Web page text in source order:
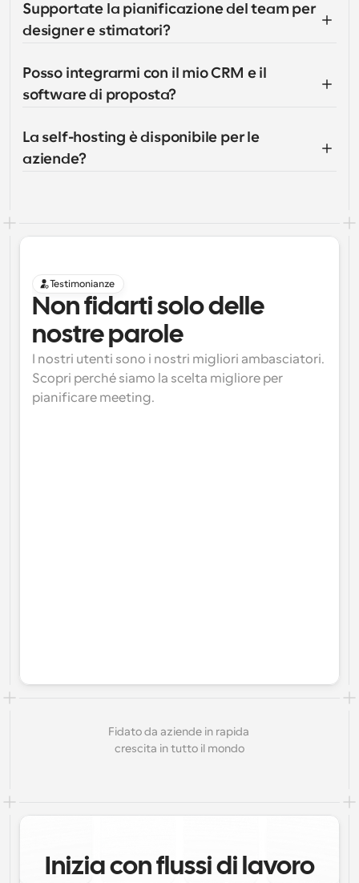
Supportate la pianificazione del team per
designer e stimatori?
Posso integrarmi con il mio CRM e il
software di proposta?
La self-hosting è disponibile per le
aziende?
Testimonianze
Non fidarti solo delle
nostre parole
I nostri utenti sono i nostri migliori ambasciatori.
Scopri perché siamo la scelta migliore per
pianificare meeting.
Fidato da aziende in rapida
crescita in tutto il mondo
Inizia con flussi di lavoro